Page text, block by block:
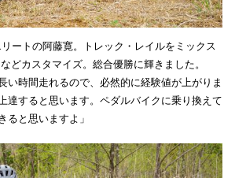
ートの阿藤寛。トレック・レイルをミックス
どカスタマイズ。総合優勝に輝きました。
い時間走れるので、必然的に経験値が上がりま
達すると思います。ペダルバイクに乗り換えて
ると思いますよ」